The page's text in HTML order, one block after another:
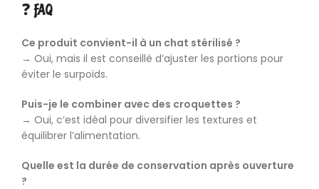
❓ FAQ
Ce produit convient-il à un chat stérilisé ?
→ Oui, mais il est conseillé d’ajuster les portions pour
éviter le surpoids.
Puis-je le combiner avec des croquettes ?
→ Oui, c’est idéal pour diversifier les textures et
équilibrer l’alimentation.
Quelle est la durée de conservation après ouverture
?